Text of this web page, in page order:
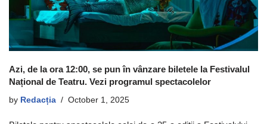
Azi, de la ora 12:00, se pun în vânzare biletele la Festivalul
Național de Teatru. Vezi programul spectacolelor
by Redacția October 1, 2025